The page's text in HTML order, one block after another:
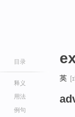
目录
释义
用法
例句
英